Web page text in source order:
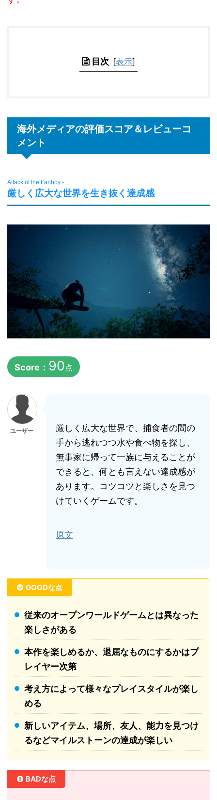
目次 [表示]
海外メディアの評価スコア＆レビューコ
メント
Attack of the Fanboy -
厳しく広大な世界を生き抜く達成感
Score： 90点
ユーザー
厳しく広大な世界で、捕食者の間の
手から逃れつつ水や食べ物を探し、
無事家に帰って一族に与えることが
できると、何とも言えない達成感が
あります。コツコツと楽しさを見つ
けていくゲームです。
原文
GOODな点
従来のオープンワールドゲームとは異なった
楽しさがある
本作を楽しめるか、退屈なものにするかはプ
レイヤー次第
考え方によって様々なプレイスタイルが楽し
める
新しいアイテム、場所、友人、能力を見つけ
るなどマイルストーンの達成が楽しい
BADな点